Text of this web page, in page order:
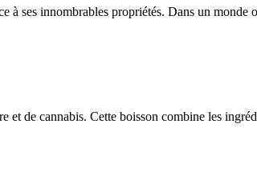
à ses innombrables propriétés. Dans un monde
de cannabis. Cette boisson combine les